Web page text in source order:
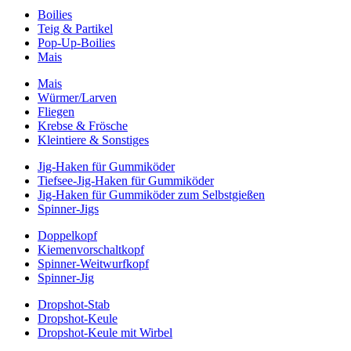
Boilies
Teig & Partikel
Pop-Up-Boilies
Mais
Mais
Würmer/Larven
Fliegen
Krebse & Frösche
Kleintiere & Sonstiges
Jig-Haken für Gummiköder
Tiefsee-Jig-Haken für Gummiköder
Jig-Haken für Gummiköder zum Selbstgießen
Spinner-Jigs
Doppelkopf
Kiemenvorschaltkopf
Spinner-Weitwurfkopf
Spinner-Jig
Dropshot-Stab
Dropshot-Keule
Dropshot-Keule mit Wirbel